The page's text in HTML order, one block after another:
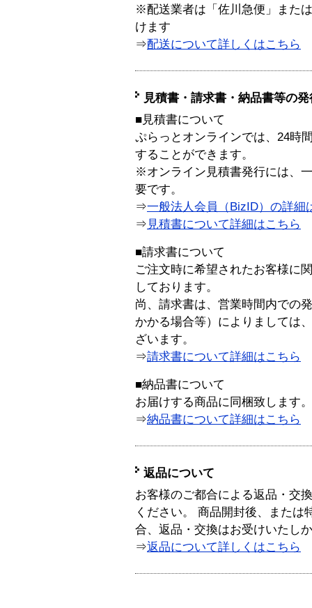
※配送業者は「佐川急便」また
けます
⇒配送について詳しくはこちら
見積書・請求書・納品書等の
■見積書について
ぷらっとオンラインでは、24時
することができます。
※オンライン見積書発行には、
要です。
⇒一般法人会員（BizID）の詳細
⇒ 見積書について詳細はこちら
■請求書について
ご注文時に希望されたお客様に
しております。
尚、請求書は、営業時間内での
かかる場合等）によりましては
ざいます。
⇒請求書について詳細はこちら
■納品書について
お届けする商品に同梱致します。
⇒納品書について詳細はこちら
返品について
お客様のご都合による返品・交
ください。 商品開封後、または
合、返品・交換はお受けいたし
⇒返品について詳しくはこちら